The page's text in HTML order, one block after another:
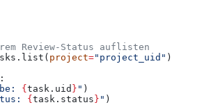
Review-Status auflisten
project="project_uid" )
{ task.uid } " )
{ task.status } " )